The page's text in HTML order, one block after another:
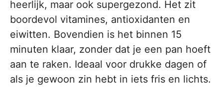
heerlijk, maar ook supergezond. Het zit
boordevol vitamines, antioxidanten en
eiwitten. Bovendien is het binnen 15
minuten klaar, zonder dat je een pan hoeft
aan te raken. Ideaal voor drukke dagen of
als je gewoon zin hebt in iets fris en lichts.